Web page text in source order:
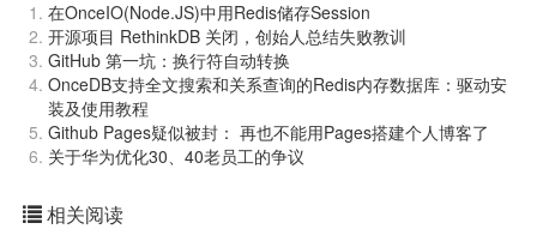
在OnceIO(Node.JS)中用Redis储存Session
开源项目 RethinkDB 关闭，创始人总结失败教训
GitHub 第一坑：换行符自动转换
OnceDB支持全文搜索和关系查询的Redis内存数据库：驱动安
装及使用教程
Github Pages疑似被封： 再也不能用Pages搭建个人博客了
关于华为优化30、40老员工的争议
相关阅读